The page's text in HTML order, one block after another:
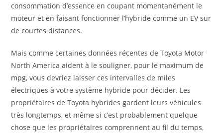
consommation d’essence en coupant momentanément le
moteur et en faisant fonctionner l’hybride comme un EV sur
de courtes distances.
Mais comme certaines données récentes de Toyota Motor
North America aident à le souligner, pour le maximum de
mpg, vous devriez laisser ces intervalles de miles
électriques à votre système hybride pour décider. Les
propriétaires de Toyota hybrides gardent leurs véhicules
très longtemps, et même si c’est probablement quelque
chose que les propriétaires comprennent au fil du temps,